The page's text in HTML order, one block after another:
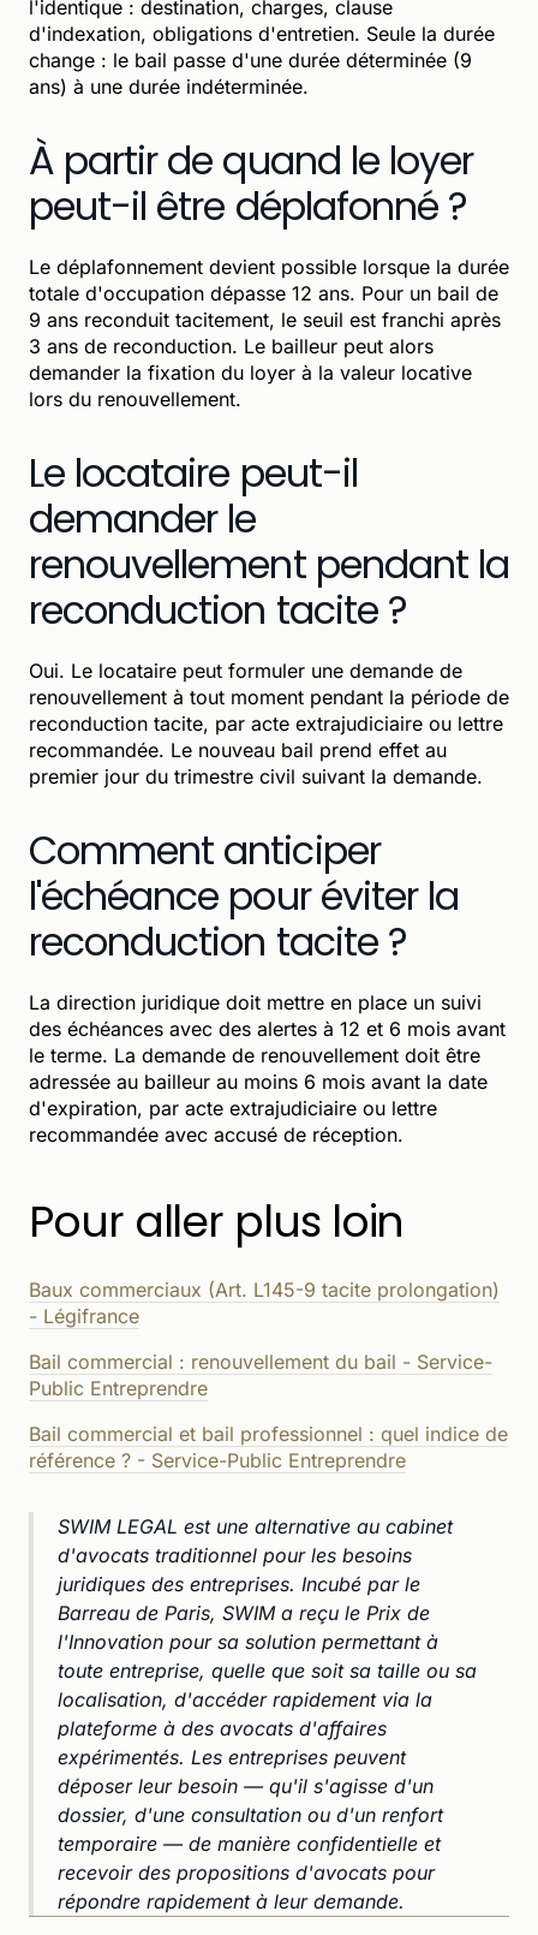
l'identique : destination, charges, clause
d'indexation, obligations d'entretien. Seule la durée
change : le bail passe d'une durée déterminée (9
ans) à une durée indéterminée.
À partir de quand le loyer
peut-il être déplafonné ?
Le déplafonnement devient possible lorsque la durée
totale d'occupation dépasse 12 ans. Pour un bail de
9 ans reconduit tacitement, le seuil est franchi après
3 ans de reconduction. Le bailleur peut alors
demander la fixation du loyer à la valeur locative
lors du renouvellement.
Le locataire peut-il
demander le
renouvellement pendant la
reconduction tacite ?
Oui. Le locataire peut formuler une demande de
renouvellement à tout moment pendant la période de
reconduction tacite, par acte extrajudiciaire ou lettre
recommandée. Le nouveau bail prend effet au
premier jour du trimestre civil suivant la demande.
Comment anticiper
l'échéance pour éviter la
reconduction tacite ?
La direction juridique doit mettre en place un suivi
des échéances avec des alertes à 12 et 6 mois avant
le terme. La demande de renouvellement doit être
adressée au bailleur au moins 6 mois avant la date
d'expiration, par acte extrajudiciaire ou lettre
recommandée avec accusé de réception.
Pour aller plus loin
Baux commerciaux (Art. L145-9 tacite prolongation)
- Légifrance
Bail commercial : renouvellement du bail - Service-
Public Entreprendre
Bail commercial et bail professionnel : quel indice de
référence ? - Service-Public Entreprendre
SWIM LEGAL est une alternative au cabinet
d'avocats traditionnel pour les besoins
juridiques des entreprises. Incubé par le
Barreau de Paris, SWIM a reçu le Prix de
l'Innovation pour sa solution permettant à
toute entreprise, quelle que soit sa taille ou sa
localisation, d'accéder rapidement via la
plateforme à des avocats d'affaires
expérimentés. Les entreprises peuvent
déposer leur besoin — qu'il s'agisse d'un
dossier, d'une consultation ou d'un renfort
temporaire — de manière confidentielle et
recevoir des propositions d'avocats pour
répondre rapidement à leur demande.